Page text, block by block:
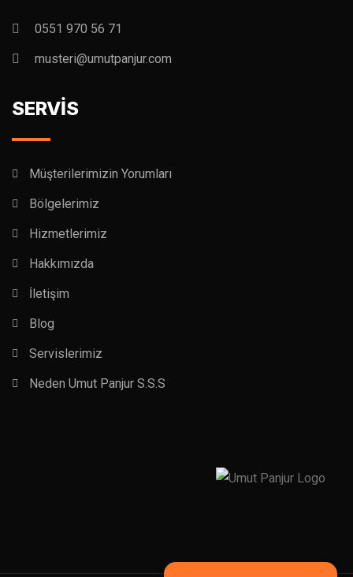
0551 970 56 71
musteri@umutpanjur.com
SERVİS
Müşterilerimizin Yorumları
Bölgelerimiz
Hizmetlerimiz
Hakkımızda
İletişim
Blog
Servislerimiz
Neden Umut Panjur S.S.S